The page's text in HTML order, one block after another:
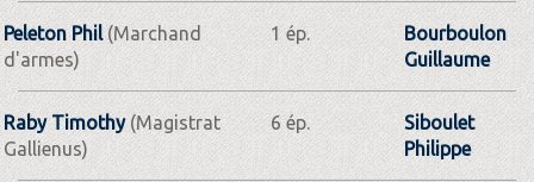
Peleton Phil(Marchand
d'armes)
1 ép.
Bourboulon
Guillaume
Raby Timothy(Magistrat
Gallienus)
6 ép.
Siboulet
Philippe